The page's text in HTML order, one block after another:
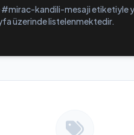
kandili-mesaji etiketiyle
üzerinde listelenmektedir.